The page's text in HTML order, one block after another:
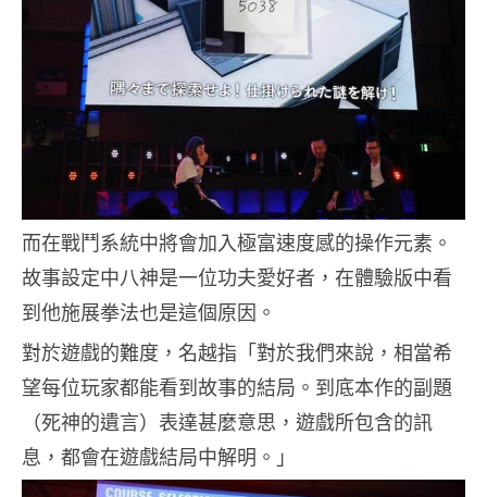
而在戰鬥系統中將會加入極富速度感的操作元素。
故事設定中八神是一位功夫愛好者，在體驗版中看
到他施展拳法也是這個原因。
對於遊戲的難度，名越指「對於我們來說，相當希
望每位玩家都能看到故事的結局。到底本作的副題
（死神的遺言）表達甚麼意思，遊戲所包含的訊
息，都會在遊戲結局中解明。」